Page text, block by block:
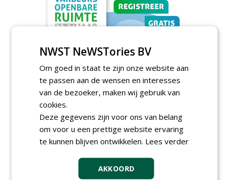
TENDERS
Gemeente Eindhoven gunt groot
onderhoud ''Stedelijk bos'' binnen de
bebouwingscontour houtkap aan
Boomrooierij Weijtmans.
donderdag 6 augustus 2026
NWST NeWSTories BV
Om goed in staat te zijn onze website aan
te passen aan de wensen en interesses
van de bezoeker, maken wij gebruik van
cookies.
Deze gegevens zijn voor ons van belang
om voor u een prettige website ervaring
te kunnen blijven ontwikkelen. Lees verder
AKKOORD